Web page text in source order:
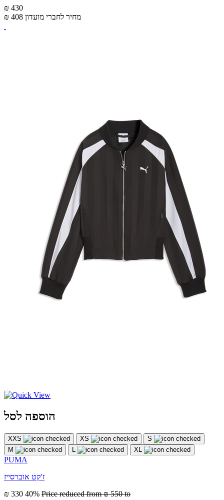
₪ 430
₪ 408 מחיר לחברי מועדון
הוספה לסל
XXS XS
S
M
L XL
PUMA
ז'קט אוברסייז
₪ 330 40% Price reduced from₪ 550 to